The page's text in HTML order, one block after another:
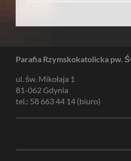
Parafia Rzymskokatolicka pw.
ul. św. Mikołaja 1
81-062 Gdynia
tel.: 58 663 44 14 (biuro)